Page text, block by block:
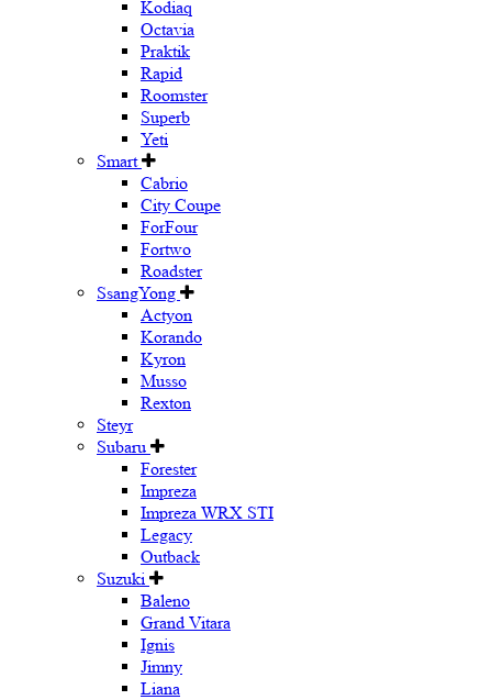
Kodiaq
Octavia
Praktik
Rapid
Roomster
Superb
Yeti
Smart
Cabrio
City Coupe
ForFour
Fortwo
Roadster
SsangYong
Actyon
Korando
Kyron
Musso
Rexton
Steyr
Subaru
Forester
Impreza
Impreza WRX STI
Legacy
Outback
Suzuki
Baleno
Grand Vitara
Ignis
Jimny
Liana